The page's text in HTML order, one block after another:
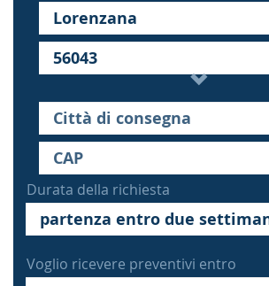
Durata della richiesta
Voglio ricevere preventivi entro